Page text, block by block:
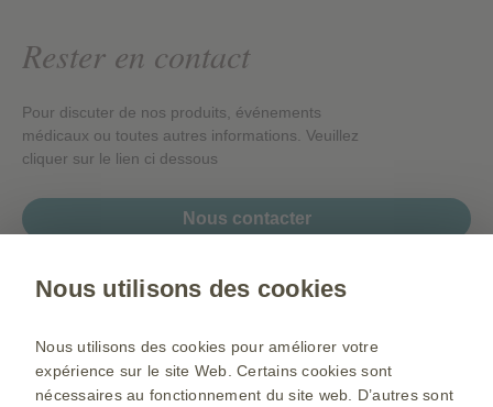
Rester en contact
Pour discuter de nos produits, événements
médicaux ou toutes autres informations. Veuillez
cliquer sur le lien ci dessous
Nous contacter
Plan du site
Conditions d’utilisation
Nous utilisons des cookies
Nous utilisons des cookies pour améliorer votre
expérience sur le site Web. Certains cookies sont
nécessaires au fonctionnement du site web. D’autres sont